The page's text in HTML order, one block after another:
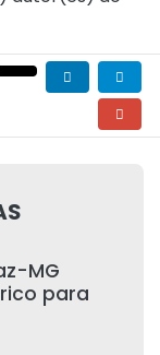
MG
para